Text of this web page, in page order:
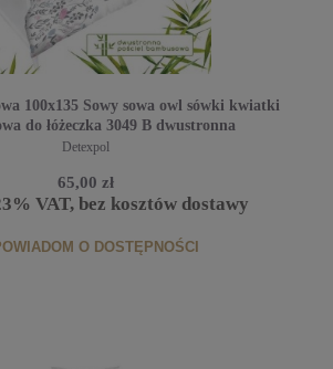
100x135 Sowy sowa owl sówki kwiatki
do łóżeczka 3049 B dwustronna
Detexpol
65,00 zł
VAT, bez kosztów dostawy
O DOSTĘPNOŚCI